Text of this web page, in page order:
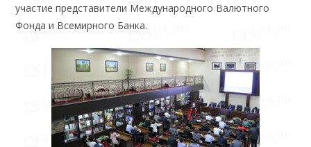
участие представители Международного Валютного
Фонда и Всемирного Банка.